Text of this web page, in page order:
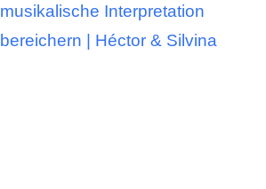
musikalische Interpretation
bereichern | Héctor & Silvina